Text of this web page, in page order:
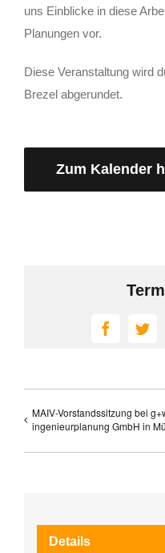
uns Einblicke in diese
Planungen vor.
Diese Veranstaltung wird
Brezel abgerundet.
Zum Kalender
Facebook
MAIV-Vorstandssitzung bei
ingenieurplanung GmbH in
Details